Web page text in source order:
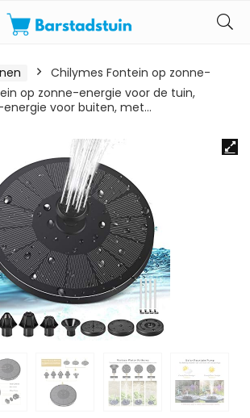
Chilymes Fontein op zonne-
op zonne-energie voor de tuin,
voor buiten, met…